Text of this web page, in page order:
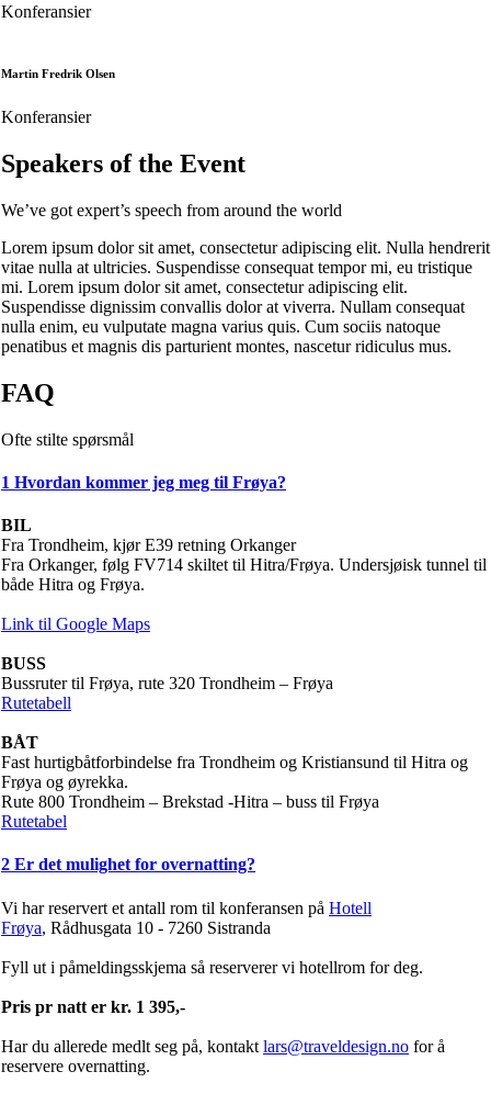
Konferansier
Martin Fredrik Olsen
Konferansier
Speakers of the Event
We’ve got expert’s speech from around the world
Lorem ipsum dolor sit amet, consectetur adipiscing elit. Nulla hendrerit
vitae nulla at ultricies. Suspendisse consequat tempor mi, eu tristique
mi. Lorem ipsum dolor sit amet, consectetur adipiscing elit.
Suspendisse dignissim convallis dolor at viverra. Nullam consequat
nulla enim, eu vulputate magna varius quis. Cum sociis natoque
penatibus et magnis dis parturient montes, nascetur ridiculus mus.
FAQ
Ofte stilte spørsmål
1 Hvordan kommer jeg meg til Frøya?
BIL
Fra Trondheim, kjør E39 retning Orkanger
Fra Orkanger, følg FV714 skiltet til Hitra/Frøya. Undersjøisk tunnel til
både Hitra og Frøya.
Link til Google Maps
BUSS
Bussruter til Frøya, rute 320 Trondheim – Frøya
Rutetabell
BÅT
Fast hurtigbåtforbindelse fra Trondheim og Kristiansund til Hitra og
Frøya og øyrekka.
Rute 800 Trondheim – Brekstad -Hitra – buss til Frøya
Rutetabel
2 Er det mulighet for overnatting?
Vi har reservert et antall rom til konferansen på Hotell
Frøya, Rådhusgata 10 - 7260 Sistranda
Fyll ut i påmeldingsskjema så reserverer vi hotellrom for deg.
Pris pr natt er kr. 1 395,-
Har du allerede medlt seg på, kontakt lars@traveldesign.no for å
reservere overnatting.